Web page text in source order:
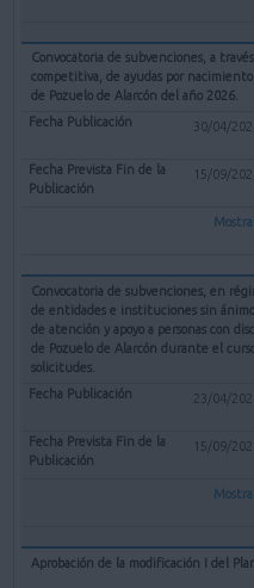
Convocatoria de subvenciones, a
competitiva, de ayudas por
de Pozuelo de Alarcón del año 2026.
30/04/
15/09/
Convocatoria de subvenciones, en
de entidades e instituciones sin
de atención y apoyo a personas con
de Pozuelo de Alarcón durante el
solicitudes.
23/04/
15/09/
Aprobación de la modificación I del